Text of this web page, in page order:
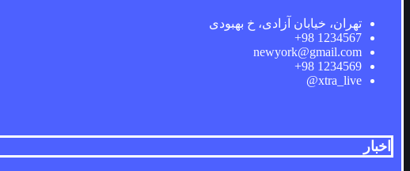
تهران، خیابان آزادی، خ بهبودی
1234567 98+
newyork@gmail.com
1234569 98+
xtra_live@
اخبار